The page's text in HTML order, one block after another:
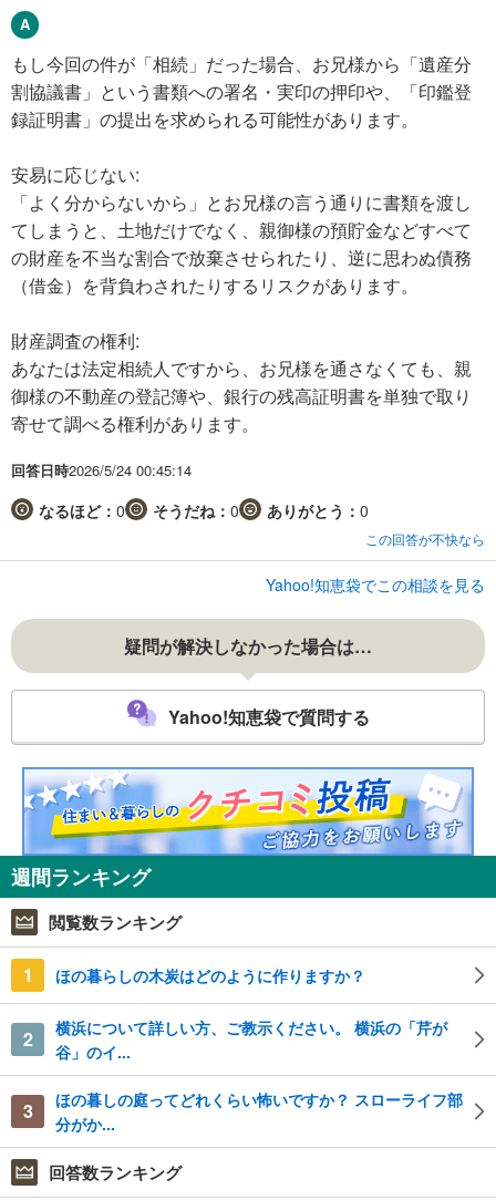
もし今回の件が「相続」だった場合、お兄様から「遺産分
割協議書」という書類への署名・実印の押印や、「印鑑登
録証明書」の提出を求められる可能性があります。
安易に応じない:
「よく分からないから」とお兄様の言う通りに書類を渡し
てしまうと、土地だけでなく、親御様の預貯金などすべて
の財産を不当な割合で放棄させられたり、逆に思わぬ債務
（借金）を背負わされたりするリスクがあります。
財産調査の権利:
あなたは法定相続人ですから、お兄様を通さなくても、親
御様の不動産の登記簿や、銀行の残高証明書を単独で取り
寄せて調べる権利があります。
回答日時2026/5/24 00:45:14
なるほど： 0 そうだね： 0 ありがとう： 0
この回答が不快なら
Yahoo!知恵袋でこの相談を見る
疑問が解決しなかった場合は…
Yahoo!知恵袋で質問する
週間ランキング
閲覧数ランキング
1 ほの暮らしの木炭はどのように作りますか？
2
横浜について詳しい方、ご教示ください。 横浜の「芹が
谷」のイ...
3
ほの暮しの庭ってどれくらい怖いですか？ スローライフ部
分がか...
回答数ランキング